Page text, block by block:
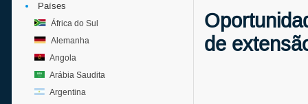
Países
África do Sul
Alemanha
Angola
Arábia Saudita
Argentina
de